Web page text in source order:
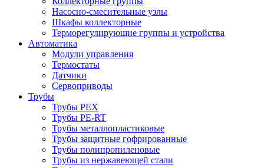
Насосно-смесительные узлы
Шкафы коллекторные
Терморегулирующие группы и устройства
Автоматика
Модули управления
Термостаты
Датчики
Сервоприводы
Трубы
Трубы PEX
Трубы PE-RT
Трубы металлопластиковые
Трубы защитные гофрированные
Трубы полипропиленовые
Трубы из нержавеющей стали